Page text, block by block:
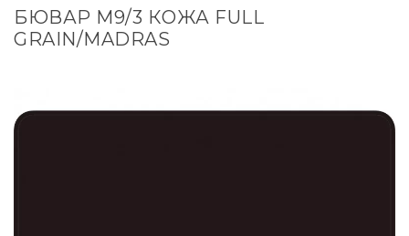
БЮВАР М9/3 КОЖА FULL
GRAIN/MADRAS